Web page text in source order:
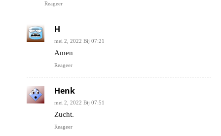
Reageer
H
mei 2, 2022 Bij 07:21
Amen
Reageer
Henk
mei 2, 2022 Bij 07:51
Zucht.
Reageer